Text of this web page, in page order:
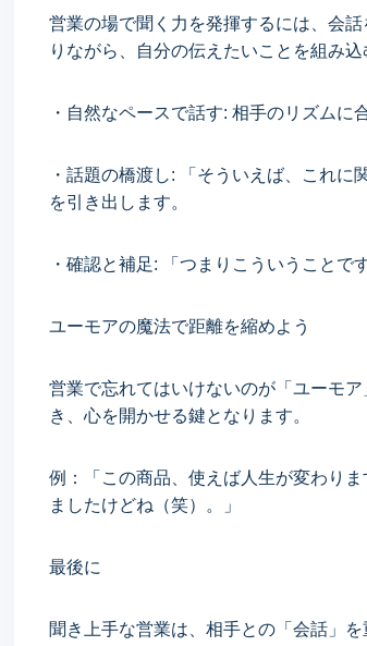
営業の場で聞く力を発揮するには、会
りながら、自分の伝えたいことを組み込
・自然なペースで話す: 相手のリズムに
・話題の橋渡し: 「そういえば、これ
を引き出します。
・確認と補足: 「つまりこういうことで
ユーモアの魔法で距離を縮めよう
営業で忘れてはいけないのが「ユーモ
き、心を開かせる鍵となります。
例：「この商品、使えば人生が変わり
ましたけどね（笑）。」
最後に
聞き上手な営業は、相手との「会話」